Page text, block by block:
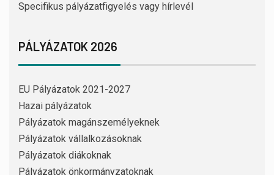
Specifikus pályázatfigyelés vagy hírlevél
PÁLYÁZATOK 2026
EU Pályázatok 2021-2027
Hazai pályázatok
Pályázatok magánszemélyeknek
Pályázatok vállalkozásoknak
Pályázatok diákoknak
Pályázatok önkormányzatoknak